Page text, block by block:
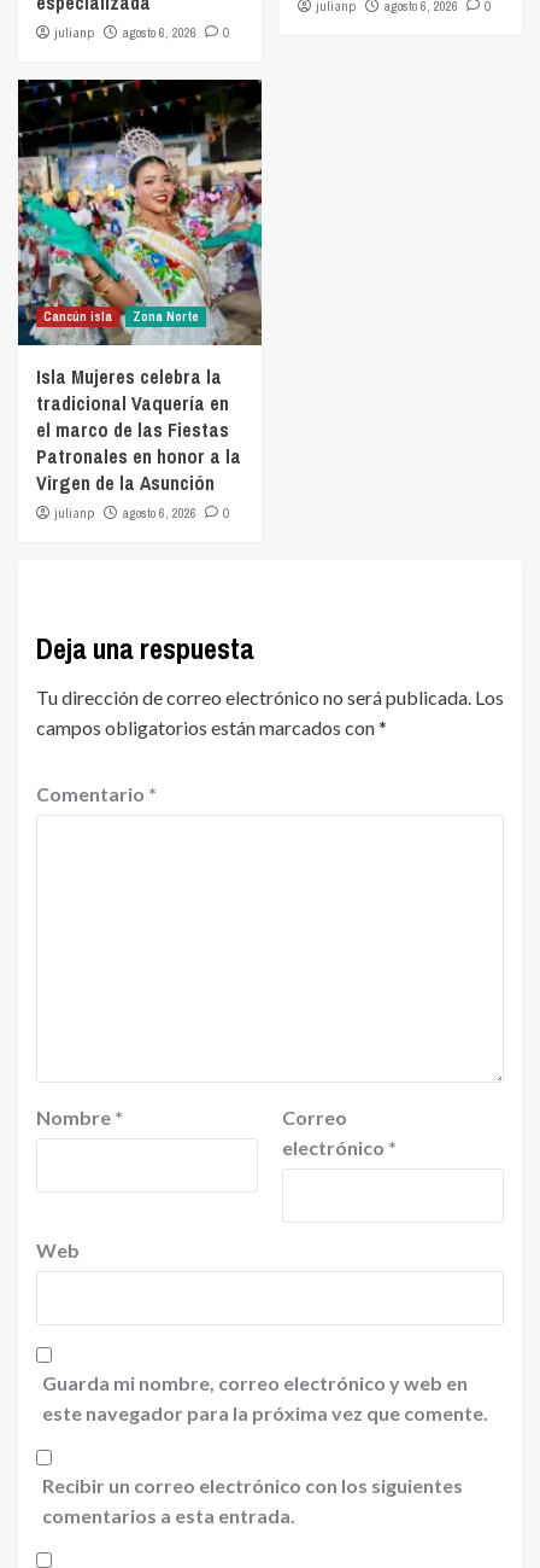
julianp agosto 6, 2026 0
julianp agosto 6, 2026 0
Cancún isla Zona Norte
Isla Mujeres celebra la
tradicional Vaquería en
el marco de las Fiestas
Patronales en honor a la
Virgen de la Asunción
julianp agosto 6, 2026 0
Deja una respuesta
Tu dirección de correo electrónico no será publicada. Los
campos obligatorios están marcados con*
Comentario *
Nombre *
Correo
electrónico *
Web
Guarda mi nombre, correo electrónico y web en
este navegador para la próxima vez que comente.
Recibir un correo electrónico con los siguientes
comentarios a esta entrada.